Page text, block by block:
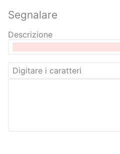
Segnalare
Descrizione